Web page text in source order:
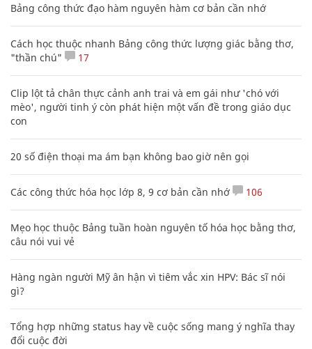
Bảng công thức đạo hàm nguyên hàm cơ bản cần nhớ
Cách học thuộc nhanh Bảng công thức lượng giác bằng thơ,
"thần chú"
17
Clip lột tả chân thực cảnh anh trai và em gái như 'chó với
mèo', người tinh ý còn phát hiện một vấn đề trong giáo dục
con
20 số điện thoại ma ám bạn không bao giờ nên gọi
Các công thức hóa học lớp 8, 9 cơ bản cần nhớ 106
Mẹo học thuộc Bảng tuần hoàn nguyên tố hóa học bằng thơ,
câu nói vui vẻ
Hàng ngàn người Mỹ ân hận vì tiêm vắc xin HPV: Bác sĩ nói
gì?
Tổng hợp những status hay về cuộc sống mang ý nghĩa thay
đổi cuộc đời